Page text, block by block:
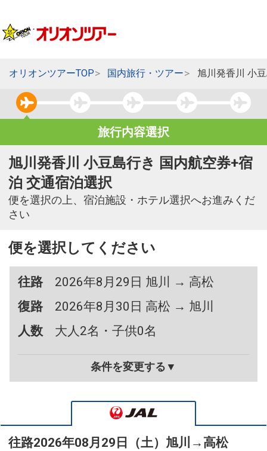
オリオンツアーTOP 国内旅行・ツアー 旭川発香川 小
旅行内容選択
旭川発香川 小豆島行き 国内航空券+宿
泊 交通宿泊選択
便を選択の上、宿泊施設・ホテル選択へお進みくだ
さい
便を選択してください
往路
2026年8月29日 旭川 → 高松
復路
2026年8月30日 高松 → 旭川
人数
大人2名・子供0名
条件を変更する▼
往路2026年08月29日（土） 旭川 → 高松